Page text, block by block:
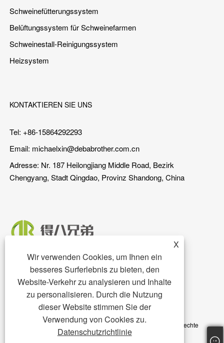
Schweinefütterungssystem
Belüftungssystem für Schweinefarmen
Schweinestall-Reinigungssystem
Heizsystem
KONTAKTIEREN SIE UNS
Tel: +86-15864292293
Email: michaelxin@debabrother.com.cn
Adresse: Nr. 187 Heilongjiang Middle Road, Bezirk
Chengyang, Stadt Qingdao, Provinz Shandong, China
Copyright © 2023 Qingdao DEBA Brother Machinery Co., Ltd. -
Schweinestall, Schweineboden, Schweinefutterautomat – Alle Rechte
X
Wir verwenden Cookies, um Ihnen ein
besseres Surferlebnis zu bieten, den
Website-Verkehr zu analysieren und Inhalte
zu personalisieren. Durch die Nutzung
dieser Website stimmen Sie der
Verwendung von Cookies zu.
Datenschutzrichtlinie